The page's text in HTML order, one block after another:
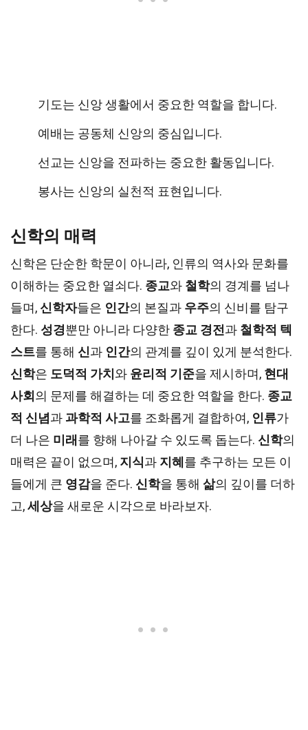
기도는 신앙 생활에서 중요한 역할을 합니다.
예배는 공동체 신앙의 중심입니다.
선교는 신앙을 전파하는 중요한 활동입니다.
봉사는 신앙의 실천적 표현입니다.
신학의 매력
신학은 단순한 학문이 아니라, 인류의 역사와 문화를
이해하는 중요한 열쇠다. 종교와 철학의 경계를 넘나
들며, 신학자들은 인간의 본질과 우주의 신비를 탐구
한다. 성경뿐만 아니라 다양한 종교 경전 과 철학적 텍
스트를 통해 신과 인간의 관계를 깊이 있게 분석한다.
신학은 도덕적 가치 와 윤리적 기준을 제시하며, 현대
사회 의 문제를 해결하는 데 중요한 역할을 한다. 종교
적 신념과 과학적 사고를 조화롭게 결합하여, 인류가
더 나은 미래 를 향해 나아갈 수 있도록 돕는다. 신학의
매력은 끝이 없으며, 지식과 지혜 를 추구하는 모든 이
들에게 큰 영감을 준다. 신학을 통해 삶의 깊이를 더하
고,세상을 새로운 시각으로 바라보자.